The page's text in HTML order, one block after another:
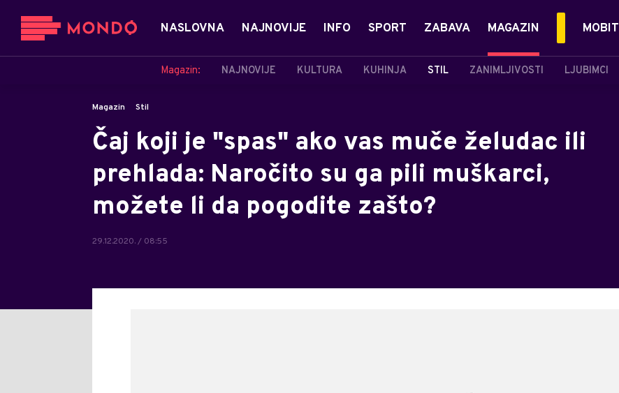
NASLOVNA NAJNOVIJE INFO SPORT ZABAVA MAGAZIN
Magazin: NAJNOVIJE KULTURA KUHINJA STIL ZANIMLJIVOSTI LJUBIMCI
MOBIT
Magazin Stil
Čaj koji je "spas" ako vas muče želudac ili
prehlada: Naročito su ga pili muškarci,
možete li da pogodite zašto?
29.12.2020. / 08:55